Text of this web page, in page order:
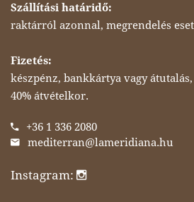
Szállítási határidő:
raktárról azonnal, megrendelés
Fizetés:
készpénz, bankkártya vagy
40% átvételkor.
+36 1 336 2080
mediterran@lameridiana.hu
Instagram: